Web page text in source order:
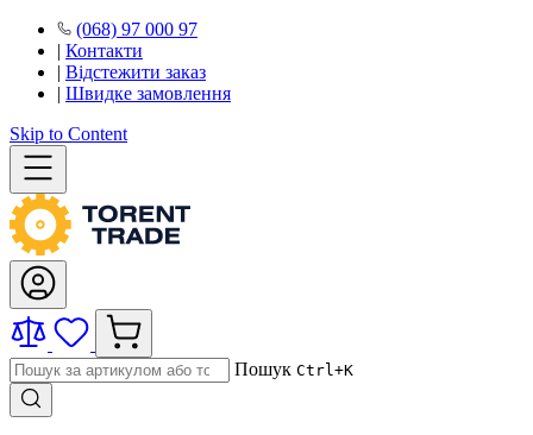
(068) 97 000 97
| Контакти
| Відстежити заказ
| Швидке замовлення
Skip to Content
Пошук Ctrl+K